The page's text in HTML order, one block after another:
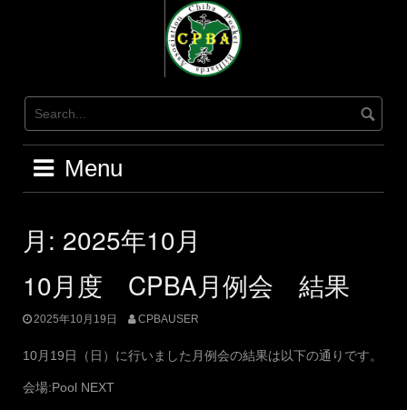
Menu
月: 2025年10月
10月度 CPBA月例会 結果
2025年10月19日 CPBAUSER
10月19日（日）に行いました月例会の結果は以下の通りです。
会場:Pool NEXT